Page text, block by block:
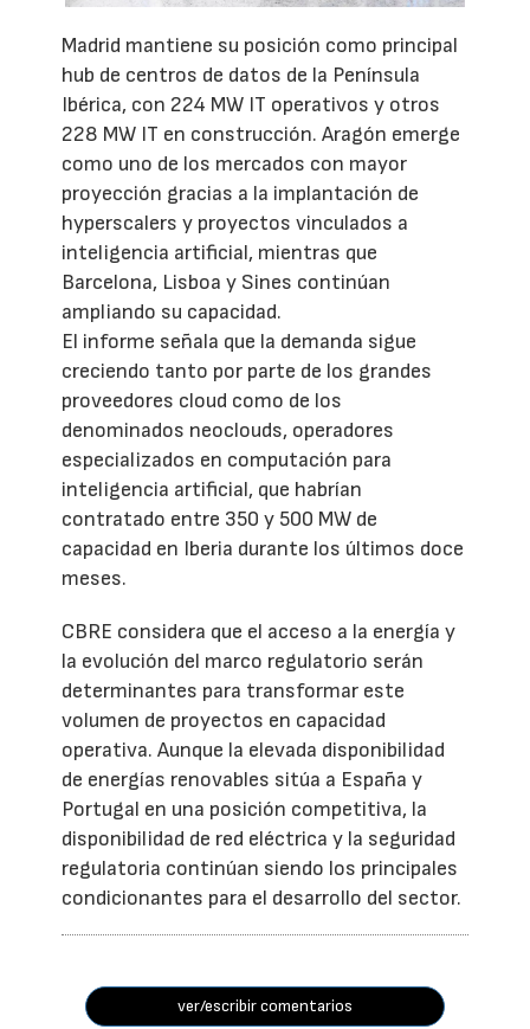
Madrid mantiene su posición como principal
hub de centros de datos de la Península
Ibérica, con 224 MW IT operativos y otros
228 MW IT en construcción. Aragón emerge
como uno de los mercados con mayor
proyección gracias a la implantación de
hyperscalers y proyectos vinculados a
inteligencia artificial, mientras que
Barcelona, Lisboa y Sines continúan
ampliando su capacidad.
El informe señala que la demanda sigue
creciendo tanto por parte de los grandes
proveedores cloud como de los
denominados neoclouds, operadores
especializados en computación para
inteligencia artificial, que habrían
contratado entre 350 y 500 MW de
capacidad en Iberia durante los últimos doce
meses.
CBRE considera que el acceso a la energía y
la evolución del marco regulatorio serán
determinantes para transformar este
volumen de proyectos en capacidad
operativa. Aunque la elevada disponibilidad
de energías renovables sitúa a España y
Portugal en una posición competitiva, la
disponibilidad de red eléctrica y la seguridad
regulatoria continúan siendo los principales
condicionantes para el desarrollo del sector.
ver/escribir comentarios